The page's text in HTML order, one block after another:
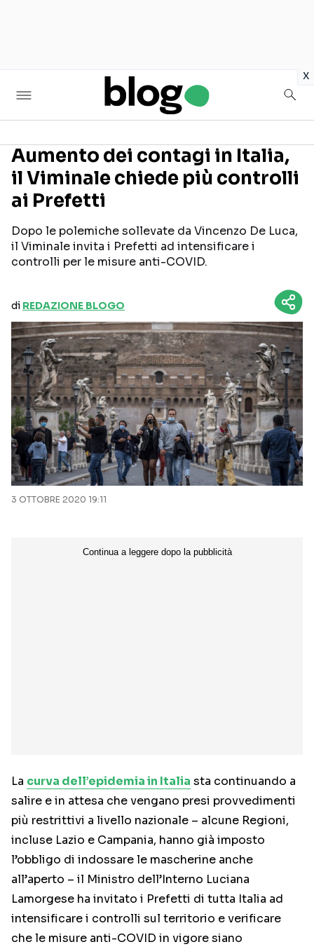
x
Seguici sui social
Aumento dei contagi in Italia,
il Viminale chiede più controlli
ai Prefetti
Dopo le polemiche sollevate da Vincenzo De Luca,
il Viminale invita i Prefetti ad intensificare i
controlli per le misure anti-COVID.
di REDAZIONE BLOGO
3 OTTOBRE 2020 19:11
La curva dell’epidemia in Italia sta continuando a
salire e in attesa che vengano presi provvedimenti
più restrittivi a livello nazionale – alcune Regioni,
incluse Lazio e Campania, hanno già imposto
l’obbligo di indossare le mascherine anche
all’aperto – il Ministro dell’Interno Luciana
Lamorgese ha invitato i Prefetti di tutta Italia ad
intensificare i controlli sul territorio e verificare
che le misure anti-COVID in vigore siano